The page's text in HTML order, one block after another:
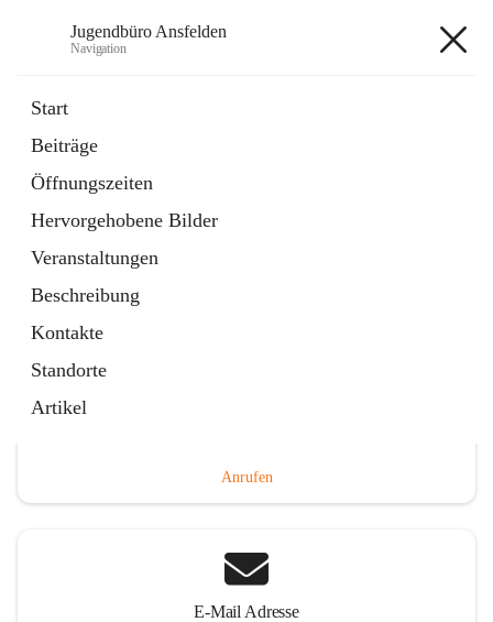
Jugendbüro Ansfelden
Navigation
Start
Beiträge
Öffnungszeiten
Hervorgehobene Bilder
Veranstaltungen
Beschreibung
Kontakte
Standorte
Artikel
Anrufen
E-Mail Adresse